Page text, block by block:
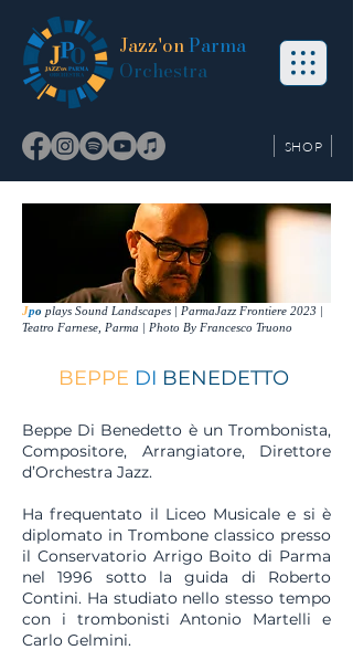
Jazz'onParma
Orchestra
SHOP
Jpo plays Sound Landscapes | ParmaJazz Frontiere 2023 |
Teatro Farnese, Parma | Photo By Francesco Truono
BEPPE DI BENEDETTO
Beppe Di Benedetto è un Trombonista,
Compositore, Arrangiatore, Direttore
d’Orchestra Jazz.
Ha frequentato il Liceo Musicale e si è
diplomato in Trombone classico presso
il Conservatorio Arrigo Boito di Parma
nel 1996 sotto la guida di Roberto
Contini. Ha studiato nello stesso tempo
con i trombonisti Antonio Martelli e
Carlo Gelmini.